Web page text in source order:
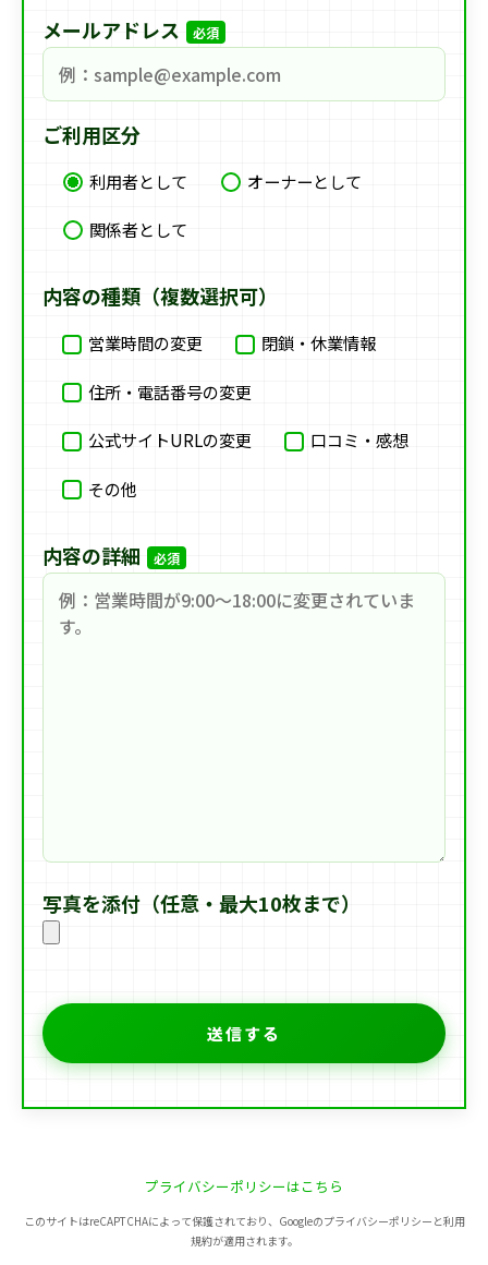
メールアドレス 必須
ご利用区分
利用者として
オーナーとして
関係者として
内容の種類（複数選択可）
営業時間の変更 閉鎖・休業情報
住所・電話番号の変更
公式サイトURLの変更 口コミ・感想
その他
内容の詳細 必須
写真を添付（任意・最大10枚まで）
プライバシーポリシーはこちら
このサイトはreCAPTCHAによって保護されており、Googleのプライバシーポリシーと利用
規約が適用されます。